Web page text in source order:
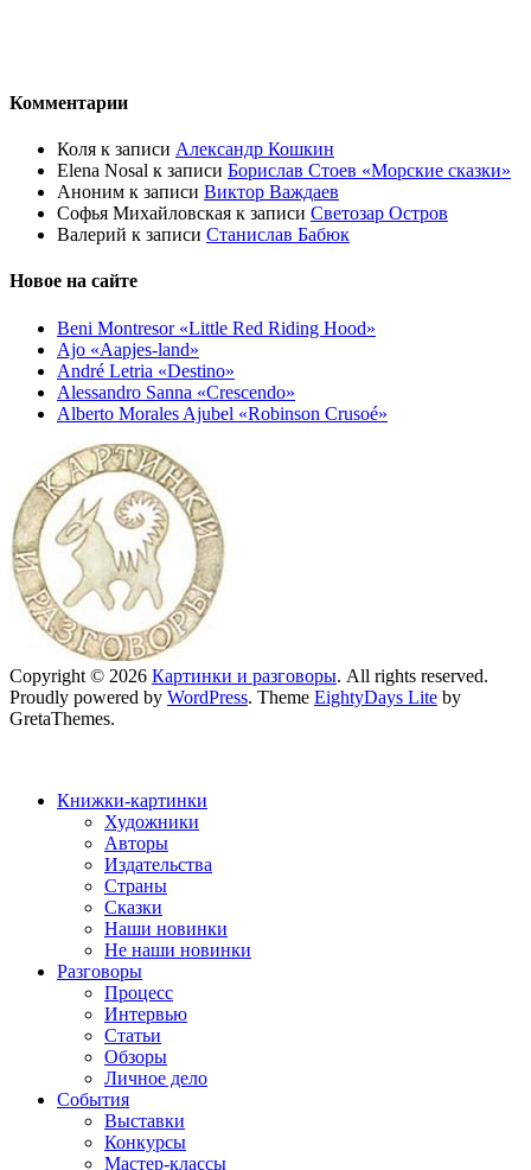
Комментарии
Коля к записи Александр Кошкин
Elena Nosal к записи Борислав Стоев «Морские сказки»
Аноним к записи Виктор Важдаев
Софья Михайловская к записи Светозар Остров
Валерий к записи Станислав Бабюк
Новое на сайте
Beni Montresor «Little Red Riding Hood»
Ajo «Aapjes-land»
André Letria «Destino»
Alessandro Sanna «Crescendo»
Alberto Morales Ajubel «Robinson Crusoé»
Copyright © 2026 Картинки и разговоры. All rights reserved.
Proudly powered by WordPress. Theme EightyDays Lite by
GretaThemes.
Книжки-картинки
Художники
Авторы
Издательства
Страны
Сказки
Наши новинки
Не наши новинки
Разговоры
Процесс
Интервью
Статьи
Обзоры
Личное дело
События
Выставки
Конкурсы
Мастер-классы